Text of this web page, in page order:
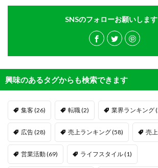
SNSのフォローお願いします
興味のあるタグからも検索できます
集客(26) 転職(2) 業界ランキング
広告(28) 売上ランキング(58) 売
営業活動(69) ライフスタイル(1)